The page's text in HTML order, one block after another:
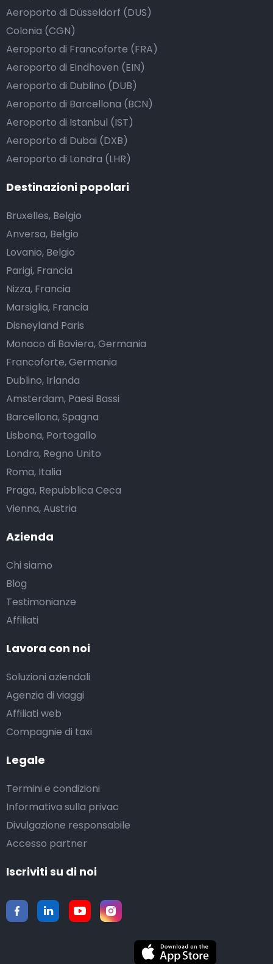
Azienda
Chi siamo
Blog
Testimonianze
Affiliati
Lavora con noi
Soluzioni aziendali
Agenzia di viaggi
Affiliati web
Compagnie di taxi
Legale
Termini e condizioni
Informativa sulla privac
Divulgazione responsabile
Accesso partner
Aeroporto di Düsseldorf (DUS)
Colonia (CGN)
Aeroporto di Francoforte (FRA)
Aeroporto di Eindhoven (EIN)
Aeroporto di Dublino (DUB)
Aeroporto di Barcellona (BCN)
Aeroporto di Istanbul (IST)
Aeroporto di Dubai (DXB)
Aeroporto di Londra (LHR)
Destinazioni popolari
Bruxelles, Belgio
Anversa, Belgio
Lovanio, Belgio
Parigi, Francia
Nizza, Francia
Marsiglia, Francia
Disneyland Paris
Monaco di Baviera, Germania
Francoforte, Germania
Dublino, Irlanda
Amsterdam, Paesi Bassi
Barcellona, Spagna
Lisbona, Portogallo
Londra, Regno Unito
Roma, Italia
Praga, Repubblica Ceca
Vienna, Austria
Iscriviti su di noi